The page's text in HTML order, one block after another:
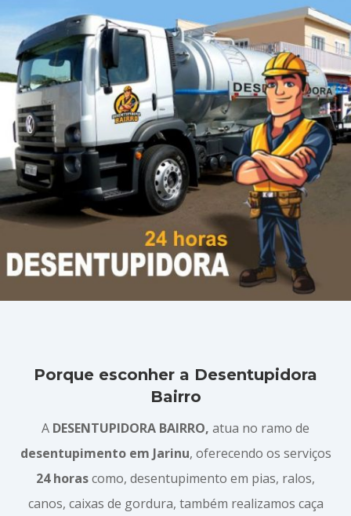
Porque esconher a Desentupidora
Bairro
A DESENTUPIDORA BAIRRO, atua no ramo de
desentupimento em Jarinu, oferecendo os serviços
24 horascomo, desentupimento em pias, ralos,
canos, caixas de gordura, também realizamos caça